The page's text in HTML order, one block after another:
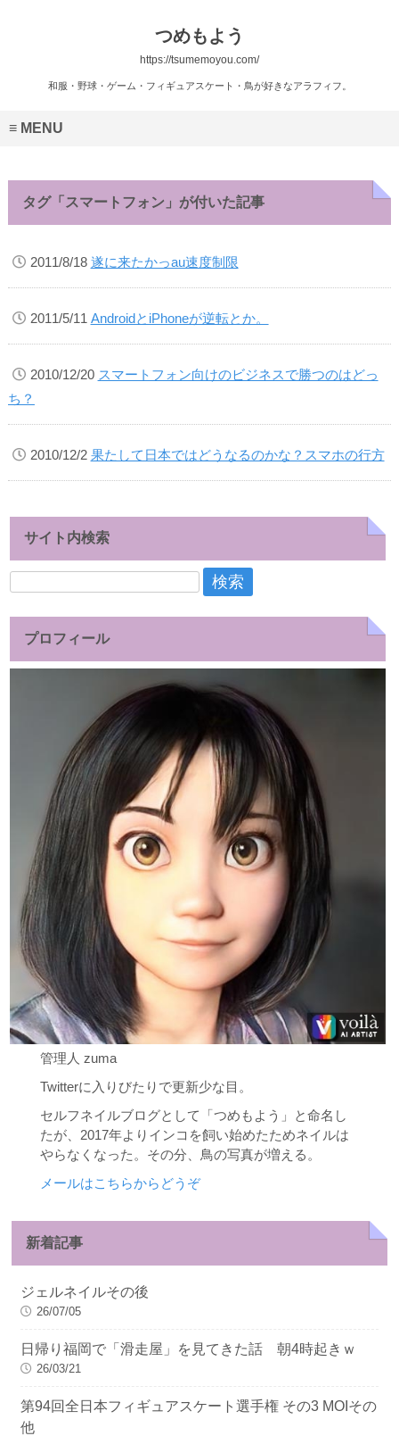
つめもよう
https://tsumemoyou.com/
和服・野球・ゲーム・フィギュアスケート・鳥が好きなアラフィフ。
MENU
タグ「スマートフォン」が付いた記事
2011/8/18 遂に来たかっau速度制限
2011/5/11 AndroidとiPhoneが逆転とか。
2010/12/20 スマートフォン向けのビジネスで勝つのはどっ
ち？
2010/12/2 果たして日本ではどうなるのかな？スマホの行方
サイト内検索
検
プロフィール
管理人 zuma
Twitterに入りびたりで更新少な目。
セルフネイルブログとして「つめもよう」と命名し
たが、2017年よりインコを飼い始めたためネイルは
やらなくなった。その分、鳥の写真が増える。
メールはこちらからどうぞ
新着記事
ジェルネイルその後
26/07/05
日帰り福岡で「滑走屋」を見てきた話 朝4時起きｗ
26/03/21
第94回全日本フィギュアスケート選手権 その3 MOIその
他